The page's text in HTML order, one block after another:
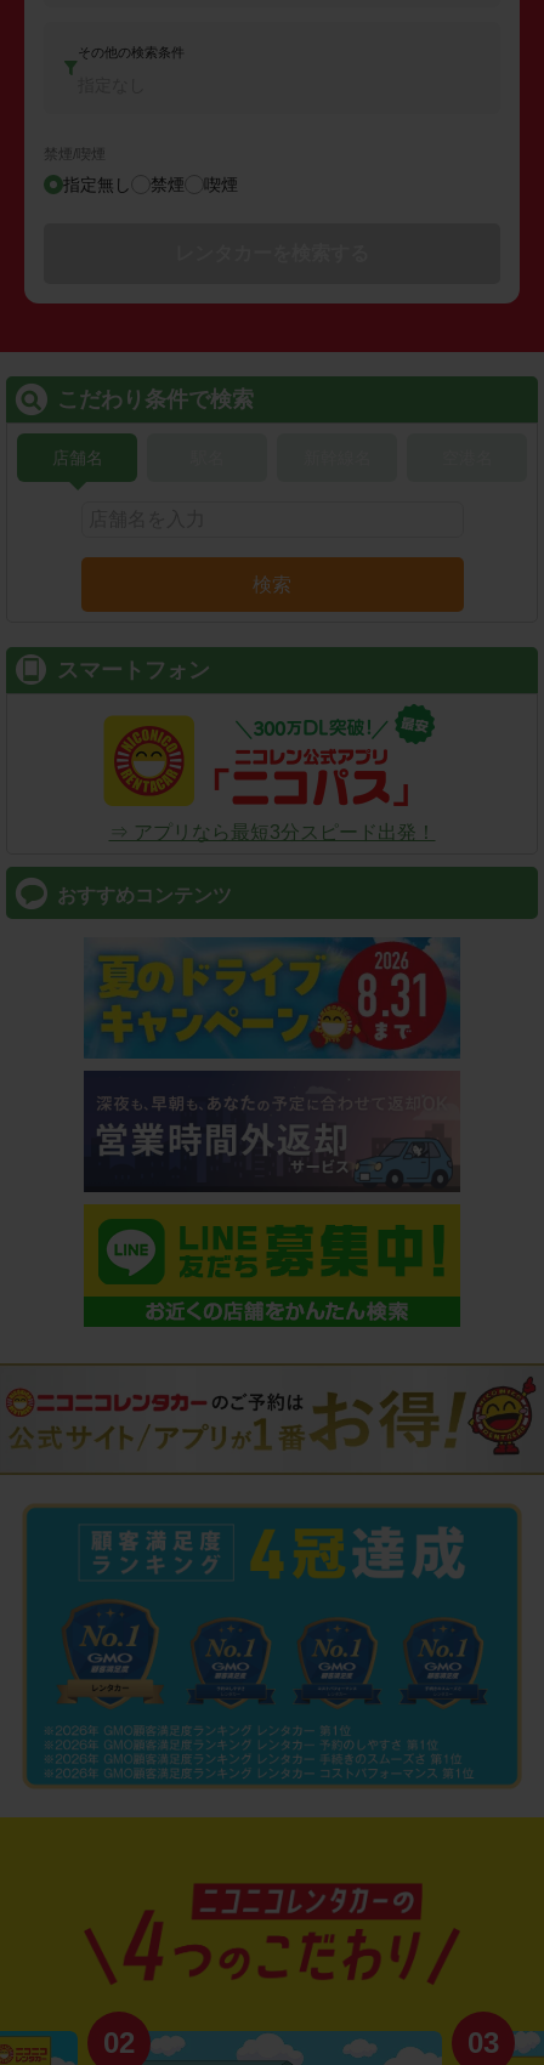
その他の検索条件
禁煙/喫煙
指定無し 禁煙 喫煙
こだわり条件で検索
店舗名
検索
スマートフォン
⇒ アプリなら最短3分スピード出発！
おすすめコンテンツ
02 03